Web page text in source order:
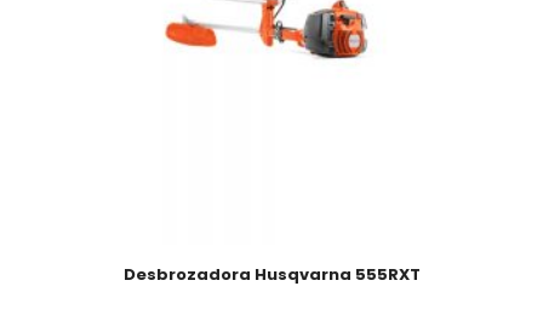
Desbrozadora Husqvarna 555RXT